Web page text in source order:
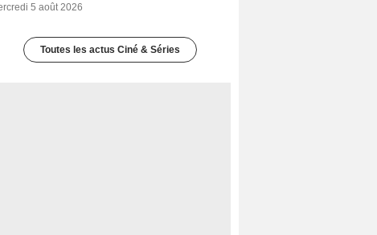
5 août 2026
Toutes les actus Ciné & Séries